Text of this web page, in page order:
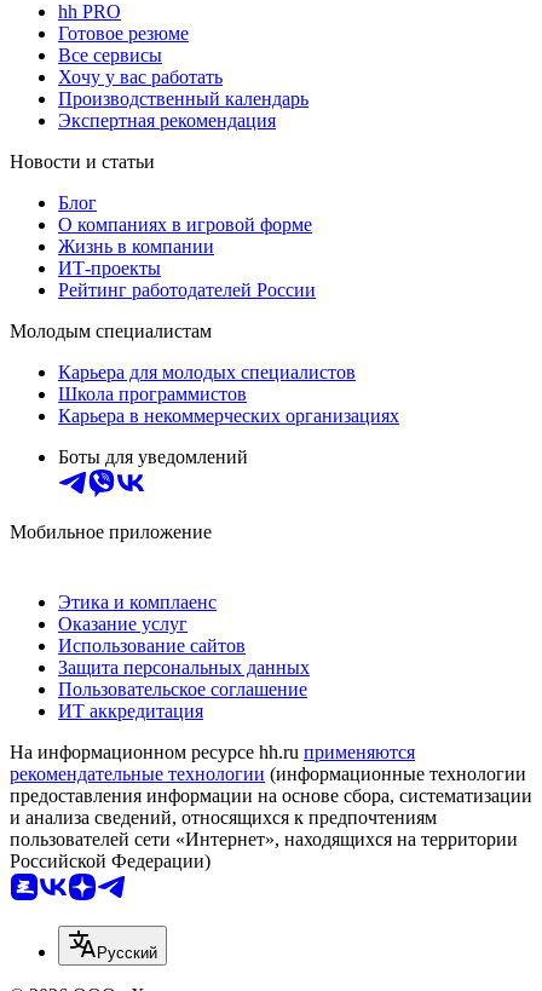
hh PRO
Готовое резюме
Все сервисы
Хочу у вас работать
Производственный календарь
Экспертная рекомендация
Новости и статьи
Блог
О компаниях в игровой форме
Жизнь в компании
ИТ-проекты
Рейтинг работодателей России
Молодым специалистам
Карьера для молодых специалистов
Школа программистов
Карьера в некоммерческих организациях
Боты для уведомлений
Мобильное приложение
Этика и комплаенс
Оказание услуг
Использование сайтов
Защита персональных данных
Пользовательское соглашение
ИТ аккредитация
На информационном ресурсе hh.ru применяются
рекомендательные технологии (информационные технологии
предоставления информации на основе сбора, систематизации
и анализа сведений, относящихся к предпочтениям
пользователей сети «Интернет», находящихся на территории
Российской Федерации)
Русский